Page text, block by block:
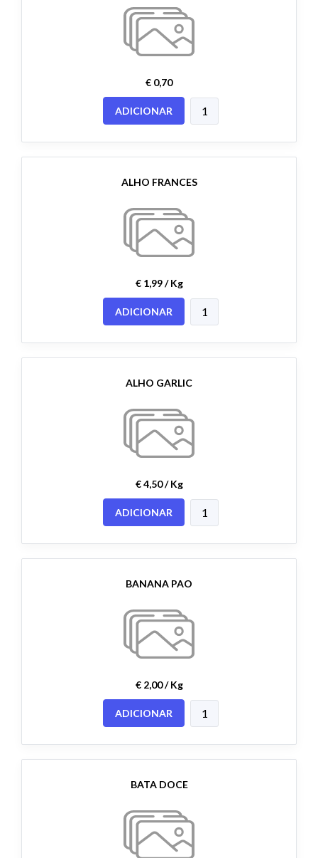
€ 0,70
ADICIONAR
ALHO FRANCES
€ 1,99 / Kg
ADICIONAR
ALHO GARLIC
€ 4,50 / Kg
ADICIONAR
BANANA PAO
€ 2,00 / Kg
ADICIONAR
BATA DOCE